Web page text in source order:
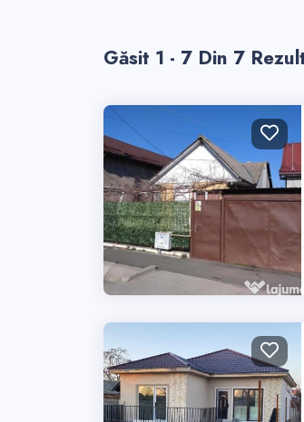
Găsit 1 - 7 Din 7